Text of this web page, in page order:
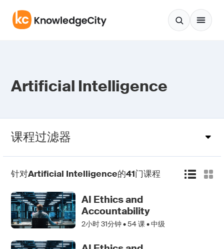
Artificial Intelligence
课程过滤器
针对Artificial Intelligence的41门课程
AI Ethics and
Accountability
2小时 31分钟 •54课 • 中级